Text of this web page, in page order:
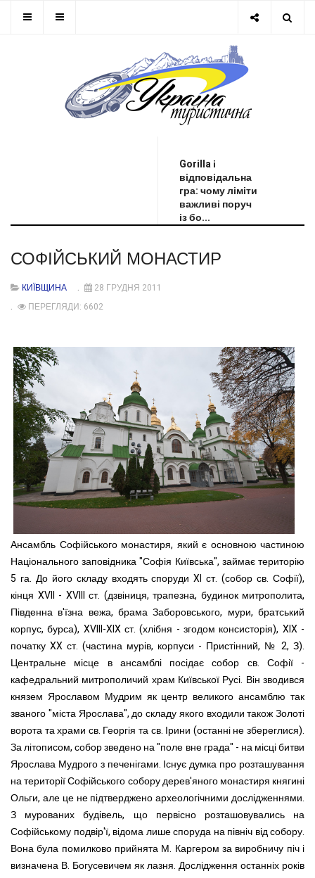
Gorilla і
відповідальна
гра: чому ліміти
важливі поруч
із бо...
СОФІЙСЬКИЙ МОНАСТИР
КИЇВЩИНА
28 ГРУДНЯ 2011
ПЕРЕГЛЯДИ: 6602
Ансамбль Софійського монастиря, який є основною частиною
Національного заповідника "Софія Київська", займає територію
5 га. До його складу входять споруди XI ст. (собор св. Софії),
кінця XVII - XVIII ст. (дзвіниця, трапезна, будинок митрополита,
Південна в'їзна вежа, брама Заборовського, мури, братський
корпус, бурса), XVIII-XIX ст. (хлібня - згодом консисторія), XIX -
початку XX ст. (частина мурів, корпуси - Пристінний, № 2, З).
Центральне місце в ансамблі посідає собор св. Софії -
кафедральний митрополичий храм Київської Русі. Він зводився
князем Ярославом Мудрим як центр великого ансамблю так
званого "міста Ярослава", до складу якого входили також Золоті
ворота та храми св. Георгія та св. Ірини (останні не збереглися).
За літописом, собор зведено на "поле вне града" - на місці битви
Ярослава Мудрого з печенігами. Існує думка про розташування
на території Софійського собору дерев'яного монастиря княгині
Ольги, але це не підтверджено археологічними дослідженнями.
З мурованих будівель, що первісно розташовувались на
Софійському подвір'ї, відома лише споруда на північ від собору.
Вона була помилково прийнята М. Каргером за виробничу піч і
визначена В. Богусевичем як лазня. Дослідження останніх років